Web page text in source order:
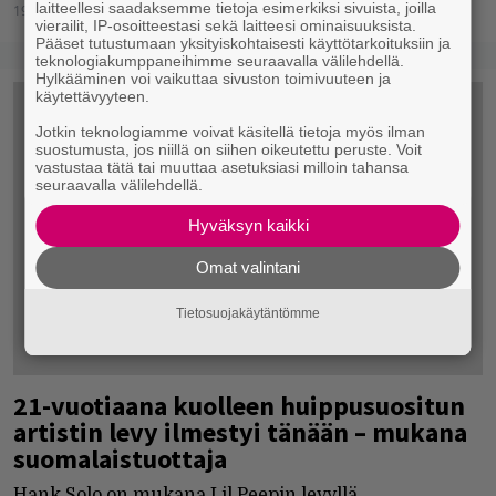
19.11.2018 Jukka Hätinen
21-vuotiaana kuolleen huippusuositun
artistin levy ilmestyi tänään – mukana
suomalaistuottaja
laitteellesi saadaksemme tietoja esimerkiksi sivuista, joilla
vierailit, IP-osoitteestasi sekä laitteesi ominaisuuksista.
Pääset tutustumaan yksityiskohtaisesti käyttötarkoituksiin ja
teknologiakumppaneihimme seuraavalla välilehdellä.
Hylkääminen voi vaikuttaa sivuston toimivuuteen ja
käytettävyyteen.
Jotkin teknologiamme voivat käsitellä tietoja myös ilman
suostumusta, jos niillä on siihen oikeutettu peruste. Voit
vastustaa tätä tai muuttaa asetuksiasi milloin tahansa
seuraavalla välilehdellä.
Hyväksyn kaikki
Omat valintani
Tietosuojakäytäntömme